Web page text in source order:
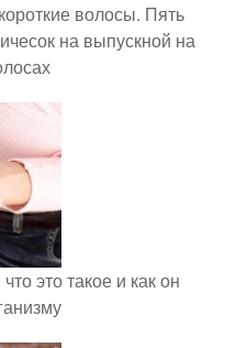
волосы. Пять
на выпускной на
это такое и как он